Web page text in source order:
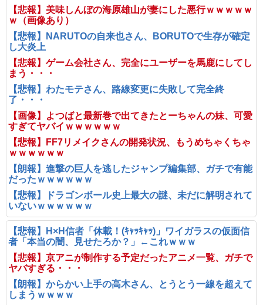
【悲報】美味しんぼの海原雄山が妻にした悪行ｗｗｗｗｗ
ｗ（画像あり）
【悲報】NARUTOの自来也さん、BORUTOで生存が確定
し大炎上
【悲報】ゲーム会社さん、完全にユーザーを馬鹿にしてし
まう・・・
【悲報】わたモテさん、路線変更に失敗して完全終
了・・・
【画像】よつばと最新巻で出てきたとーちゃんの妹、可愛
すぎてヤバイｗｗｗｗｗｗ
【悲報】FF7リメイクさんの開発状況、もうめちゃくちゃ
ｗｗｗｗｗｗ
【朗報】進撃の巨人を逃したジャンプ編集部、ガチで有能
だったｗｗｗｗｗｗ
【悲報】ドラゴンボール史上最大の謎、未だに解明されて
いないｗｗｗｗｗｗ
【悲報】H×H信者「休載！(ｷｬｯｷｬｯ)」ワイガラスの仮面信
者「本当の闇、見せたろか？」←これｗｗｗ
【悲報】京アニが制作する予定だったアニメ一覧、ガチで
ヤバすぎる・・・
【朗報】からかい上手の高木さん、とうとう一線を超えて
しまうｗｗｗｗ